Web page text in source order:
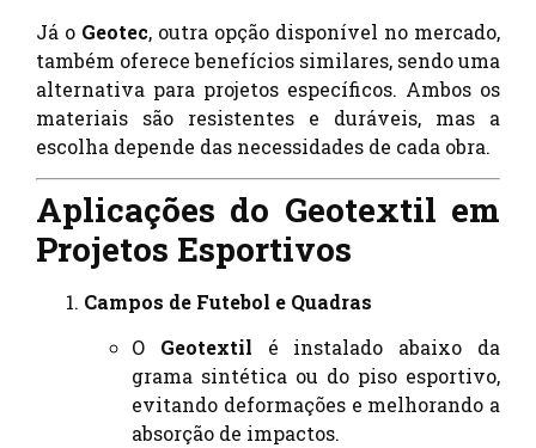
Já o Geotec, outra opção disponível no mercado,
também oferece benefícios similares, sendo uma
alternativa para projetos específicos. Ambos os
materiais são resistentes e duráveis, mas a
escolha depende das necessidades de cada obra.
Aplicações do Geotextil em
Projetos Esportivos
Campos de Futebol e Quadras
O Geotextil é instalado abaixo da
grama sintética ou do piso esportivo,
evitando deformações e melhorando a
absorção de impactos.